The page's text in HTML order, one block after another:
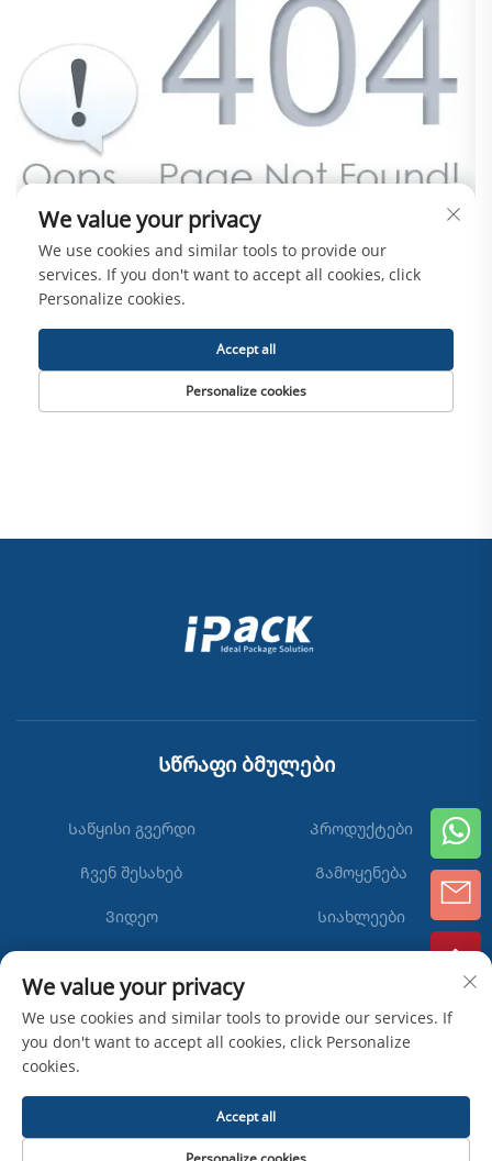
Სწრაფი ბმულები
Საწყისი გვერდი Პროდუქტები
Ჩვენ შესახებ Გამოყენება
Ვიდეო Სიახლეები
We value your privacy
We use cookies and similar tools to provide our services. If
you don't want to accept all cookies, click Personalize
cookies.
Accept all